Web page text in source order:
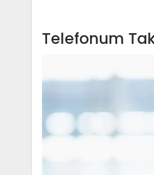
Telefonum